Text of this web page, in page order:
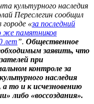
культурного наследия
Переслегин сообщил
городе «за последний
же памятников
лет”. Общественное
заявить, что
при
контроле за
наследия
то и к исчезновению
либо «воссоздания».